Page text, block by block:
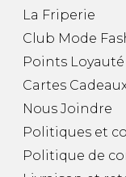
La Friperie
Club Mode
Points Loyauté
Cartes
Nous Joindre
Politiques et
Politique de